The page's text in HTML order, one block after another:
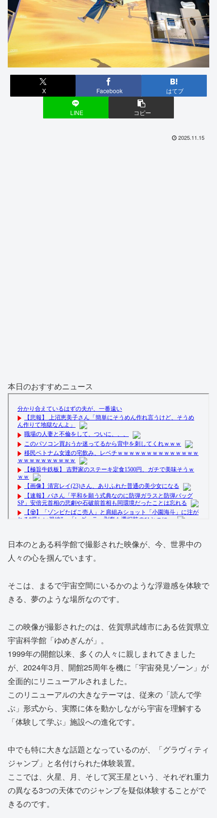
X Facebook はてブ
LINE コピー
2025.11.15
本日のおすすめニュース
日本のとある科学館で撮影された映像が、今、世界中の
人々の心を掴んでいます。
そこは、まるで宇宙空間にいるかのような浮遊感を体験で
きる、夢のような場所なのです。
この映像が撮影されたのは、佐賀県武雄市にある佐賀県立
宇宙科学館「ゆめぎんが」。
1999年の開館以来、多くの人々に親しまれてきました
が、2024年3月、開館25周年を機に「宇宙発見ゾーン」が
全面的にリニューアルされました。
このリニューアルの大きなテーマは、従来の「読んで学
ぶ」形式から、実際に体を動かしながら宇宙を理解する
「体験して学ぶ」施設への進化です。
中でも特に大きな話題となっているのが、「グラヴィティ
ジャンプ」と名付けられた体験装置。
ここでは、火星、月、そして冥王星という、それぞれ重力
の異なる3つの天体でのジャンプを疑似体験することがで
きるのです。